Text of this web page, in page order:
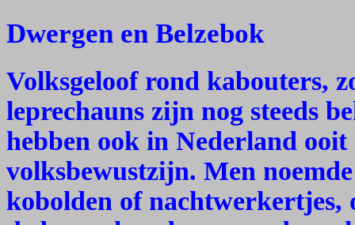
Dwergen en Belzebok
Volksgeloof rond kabouters,
leprechauns zijn nog steeds
hebben ook in Nederland ooit
volksbewustzijn. Men
kobolden of nachtwerkertjes,